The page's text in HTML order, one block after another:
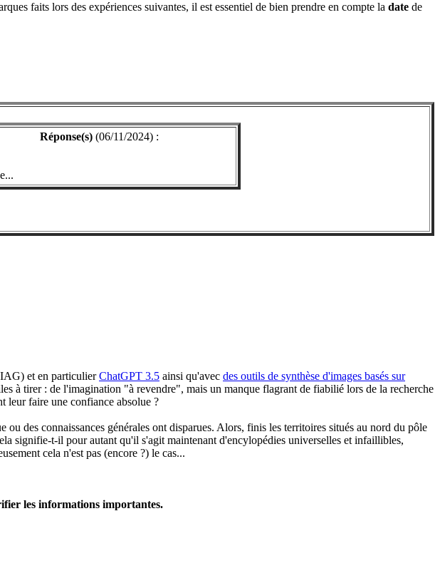
faits lors des expériences suivantes, il est essentiel de bien prendre en compte la date de
Réponse(s)(06/11/2024) :
et en particulierChatGPT 3.5 ainsi qu'avec des outils de synthèse d'images basés sur
à tirer : de l'imagination "à revendre", mais un manque flagrant de fiabilié lors de la recherche
leur faire une confiance absolue ?
ou des connaissances générales ont disparues. Alors, finis les territoires situés au nord du pôle
signifie-t-il pour autant qu'il s'agit maintenant d'encylopédies universelles et infaillibles,
cela n'est pas (encore ?) le cas...
les informations importantes.